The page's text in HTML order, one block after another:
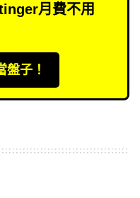
月費不用
盤子！